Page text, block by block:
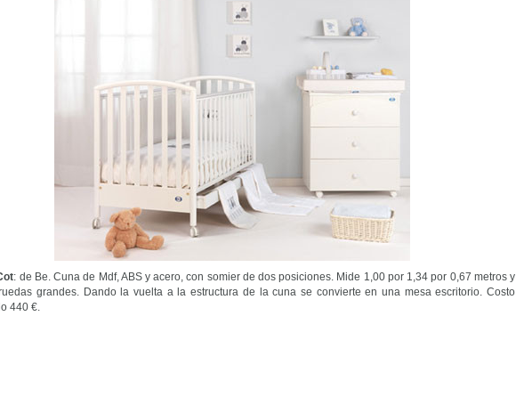
: de Be. Cuna de Mdf, ABS y acero, con somier de dos posiciones. Mide 1,00 por 1,34 por 0,67 metros y
grandes. Dando la vuelta a la estructura de la cuna se convierte en una mesa escritorio. Costo
440 €.